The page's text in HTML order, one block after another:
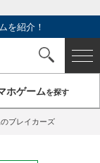
を紹介！
ホゲームを探す
ブレイカーズ